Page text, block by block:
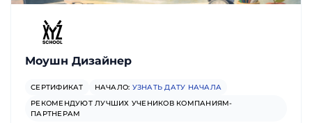
Моушн Дизайнер
СЕРТИФИКАТ НАЧАЛО: УЗНАТЬ ДАТУ НАЧАЛА
РЕКОМЕНДУЮТ ЛУЧШИХ УЧЕНИКОВ КОМПАНИЯМ-
ПАРТНЕРАМ